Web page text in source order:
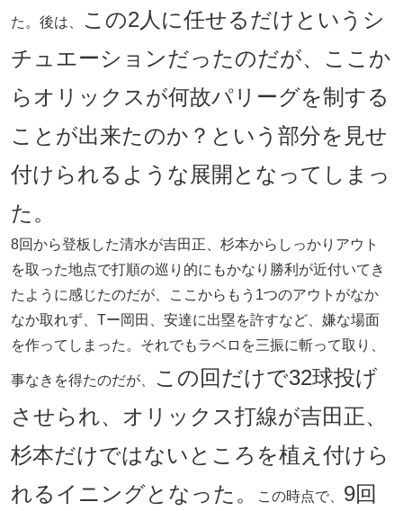
た。後は、
この2人に任せるだけというシ
チュエーションだったのだが、ここか
らオリックスが何故パリーグを制する
ことが出来たのか？という部分を見せ
付けられるような展開となってしまっ
た。
8回から登板した清水が吉田正、杉本からしっかりアウト
を取った地点で打順の巡り的にもかなり勝利が近付いてき
たように感じたのだが、ここからもう1つのアウトがなか
なか取れず、Tー岡田、安達に出塁を許すなど、嫌な場面
を作ってしまった。それでもラベロを三振に斬って取り、
事なきを得たのだが、
この回だけで32球投げ
させられ、オリックス打線が吉田正、
杉本だけではないところを植え付けら
れるイニングとなった。
この時点で、 9回